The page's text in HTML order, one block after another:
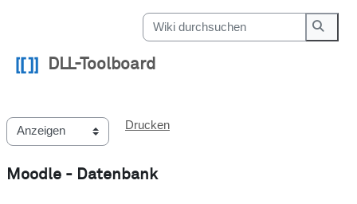
Wiki durchsuchen
Wiki
DLL-Toolboard
Drucken
Moodle - Datenbank